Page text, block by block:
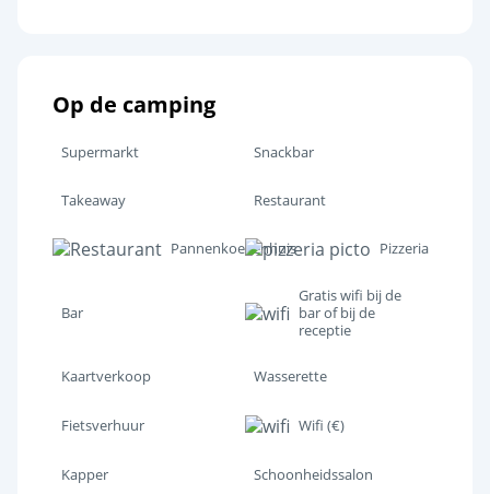
Op de camping
Supermarkt Snackbar
Takeaway Restaurant
Pannenkoekenhuis Pizzeria
Bar
Gratis wifi bij de
bar of bij de
receptie
Kaartverkoop Wasserette
Fietsverhuur Wifi (€)
Kapper Schoonheidssalon